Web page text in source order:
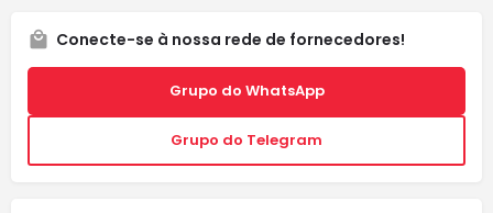
Conecte-se à nossa rede de fornecedores!
Grupo do WhatsApp
Grupo do Telegram